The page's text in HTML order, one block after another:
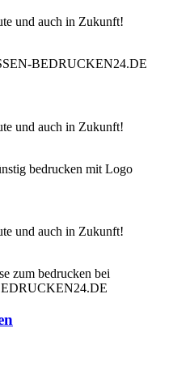
und auch in Zukunft!
und auch in Zukunft!
und auch in Zukunft!